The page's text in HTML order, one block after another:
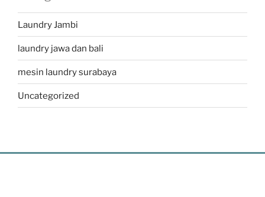
Laundry Jambi
laundry jawa dan bali
mesin laundry surabaya
Uncategorized